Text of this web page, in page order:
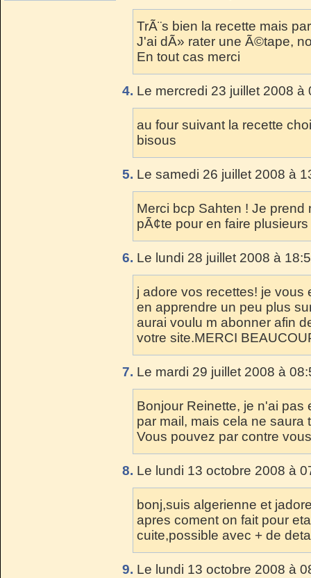
TrÃ¨s bien la recette mais
J'ai dÃ» rater une Ã©tape,
En tout cas merci
4. Le mercredi 23 juillet 2008
au four suivant la recette
bisous
5. Le samedi 26 juillet 2008 à
Merci bcp Sahten ! Je
pÃ¢te pour en faire
6. Le lundi 28 juillet 2008 à
j adore vos recettes! je vous
en apprendre un peu plus
aurai voulu m abonner afin
votre site.MERCI
7. Le mardi 29 juillet 2008 à
Bonjour Reinette, je n'ai
par mail, mais cela ne saura
Vous pouvez par contre
8. Le lundi 13 octobre 2008 à
bonj,suis algerienne et
apres coment on fait pour
cuite,possible avec + de
9. Le lundi 13 octobre 2008 à